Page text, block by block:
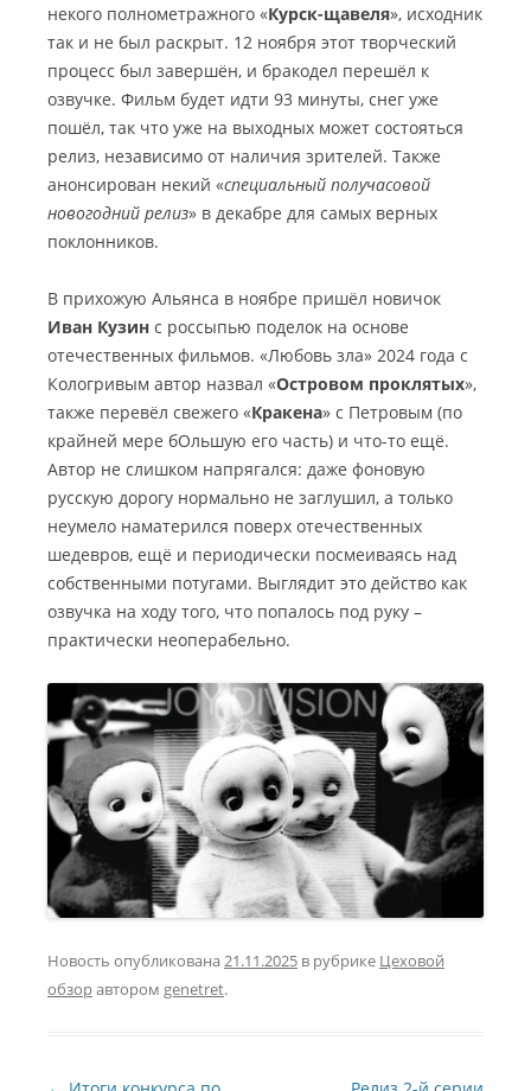
некого полнометражного «Курск-щавеля», исходник
так и не был раскрыт. 12 ноября этот творческий
процесс был завершён, и бракодел перешёл к
озвучке. Фильм будет идти 93 минуты, снег уже
пошёл, так что уже на выходных может состояться
релиз, независимо от наличия зрителей. Также
анонсирован некий «специальный получасовой
новогодний релиз» в декабре для самых верных
поклонников.
В прихожую Альянса в ноябре пришёл новичок
Иван Кузин с россыпью поделок на основе
отечественных фильмов. «Любовь зла» 2024 года с
Кологривым автор назвал «Островом проклятых»,
также перевёл свежего «Кракена» с Петровым (по
крайней мере бОльшую его часть) и что-то ещё.
Автор не слишком напрягался: даже фоновую
русскую дорогу нормально не заглушил, а только
неумело наматерился поверх отечественных
шедевров, ещё и периодически посмеиваясь над
собственными потугами. Выглядит это действо как
озвучка на ходу того, что попалось под руку –
практически неоперабельно.
Новость опубликована21.11.2025 в рубрике Цеховой
обзоравтором genetret.